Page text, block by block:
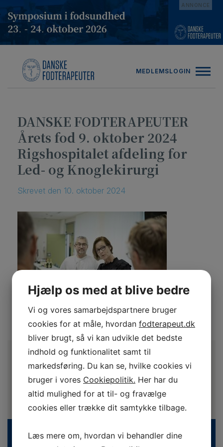
Hop
til
indholdet
ANNONCE
MEDLEMSLOGIN
DANSKE FODTERAPEUTER
Årets fod 9. oktober 2024
Rigshospitalet afdeling for
Led- og Knoglekirurgi
Skrevet den 10. oktober 2024
Hjælp os med at blive bedre
Vi og vores samarbejdspartnere bruger
cookies for at måle, hvordan fodterapeut.dk
bliver brugt, så vi kan udvikle det bedste
indhold og funktionalitet samt til
markedsføring. Du kan se, hvilke cookies vi
bruger i vores Cookiepolitik. Her har du
altid mulighed for at til- og fravælge
cookies eller trække dit samtykke tilbage.
Læs mere om, hvordan vi behandler dine